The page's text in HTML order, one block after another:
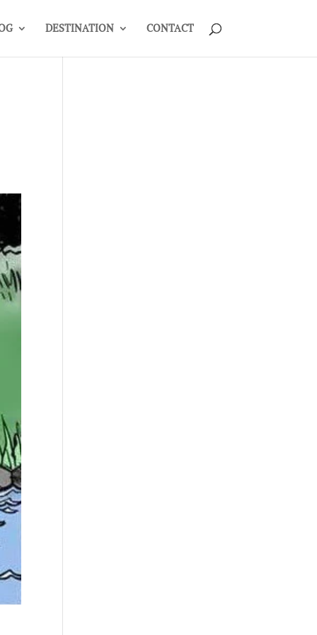
DESTINATION CONTACT